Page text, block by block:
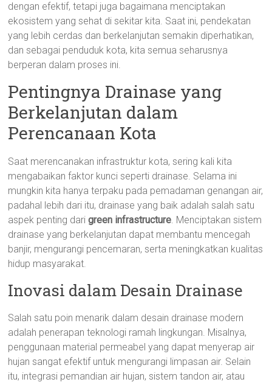
dengan efektif, tetapi juga bagaimana menciptakan
ekosistem yang sehat di sekitar kita. Saat ini, pendekatan
yang lebih cerdas dan berkelanjutan semakin diperhatikan,
dan sebagai penduduk kota, kita semua seharusnya
berperan dalam proses ini.
Pentingnya Drainase yang
Berkelanjutan dalam
Perencanaan Kota
Saat merencanakan infrastruktur kota, sering kali kita
mengabaikan faktor kunci seperti drainase. Selama ini
mungkin kita hanya terpaku pada pemadaman genangan air,
padahal lebih dari itu, drainase yang baik adalah salah satu
aspek penting darigreen infrastructure. Menciptakan sistem
drainase yang berkelanjutan dapat membantu mencegah
banjir, mengurangi pencemaran, serta meningkatkan kualitas
hidup masyarakat.
Inovasi dalam Desain Drainase
Salah satu poin menarik dalam desain drainase modern
adalah penerapan teknologi ramah lingkungan. Misalnya,
penggunaan material permeabel yang dapat menyerap air
hujan sangat efektif untuk mengurangi limpasan air. Selain
itu, integrasi pemandian air hujan, sistem tandon air, atau